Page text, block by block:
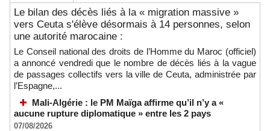
Le bilan des décès liés à la « migration massive »
vers Ceuta s'élève désormais à 14 personnes, selon
une autorité marocaine :
Le Conseil national des droits de l’Homme du Maroc (officiel)
a annoncé vendredi que le nombre de décès liés à la vague
de passages collectifs vers la ville de Ceuta, administrée par
l’Espagne,...
Mali-Algérie : le PM Maïga affirme qu’il n’y a «
aucune rupture diplomatique » entre les 2 pays
07/08/2026